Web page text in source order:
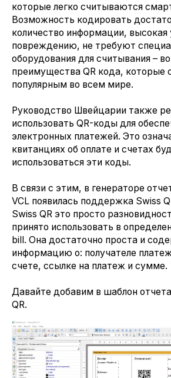
которые легко считываются
Возможность кодировать
количество информации, высокая
повреждению, не требуют
оборудования для считывания –
преимущества QR кода, которые
популярным во всем мире.
Руководство Швейцарии также
использовать QR-коды для
электронных платежей. Это
квитанциях об оплате и счетах
использоваться эти коды.
В связи с этим, в генераторе
VCL появилась поддержка Swiss
Swiss QR это просто
принято использовать в
bill. Она достаточно проста и
информацию о: получателе
счете, ссылке на платеж и сумме.
Давайте добавим в шаблон
QR.